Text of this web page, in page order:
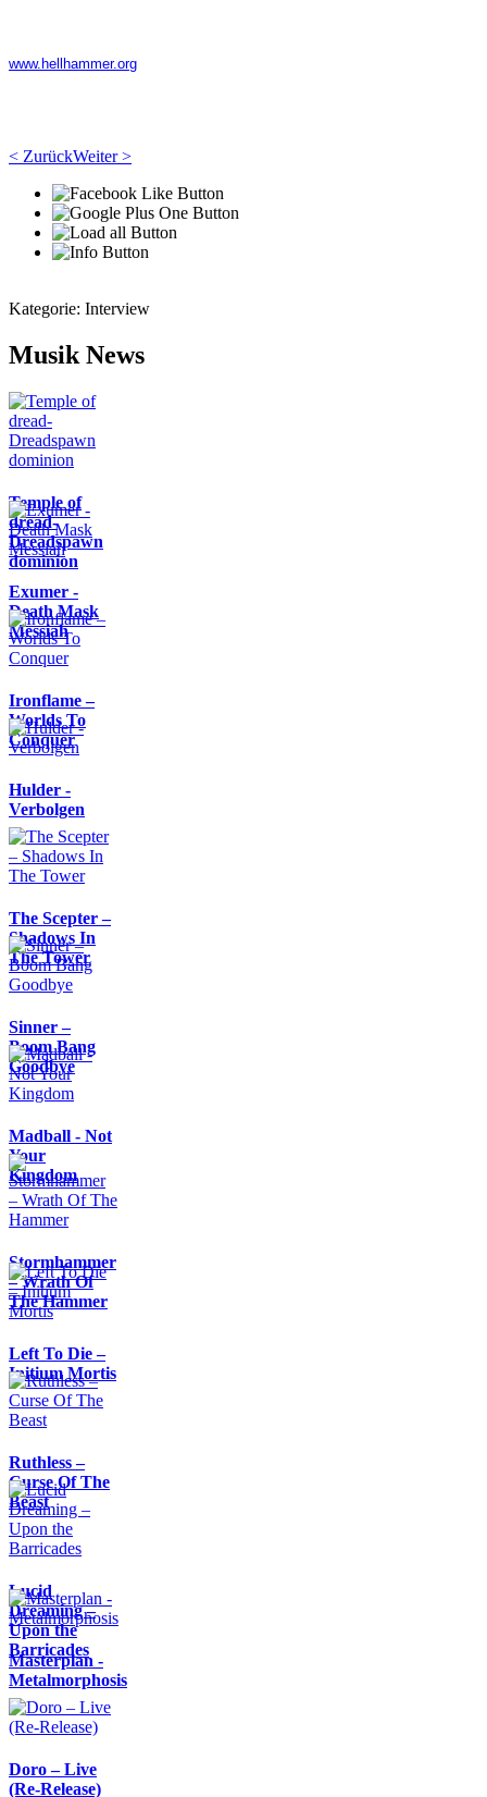
www.hellhammer.org
< ZurückWeiter >
Kategorie: Interview
Musik News
Temple of
dread-
Dreadspawn
dominion
Exumer -
Death Mask
Messiah
Ironflame –
Worlds To
Conquer
Hulder -
Verbolgen
The Scepter –
Shadows In
The Tower
Sinner –
Boom Bang
Goodbye
Madball - Not
Your
Kingdom
Stormhammer
– Wrath Of
The Hammer
Left To Die –
Initium Mortis
Ruthless –
Curse Of The
Beast
Lucid
Dreaming –
Upon the
Barricades
Masterplan -
Metalmorphosis
Doro – Live
(Re-Release)